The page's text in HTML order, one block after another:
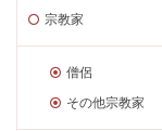
宗教家
僧侶
その他宗教家